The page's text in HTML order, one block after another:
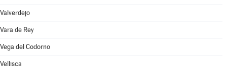
Valverdejo
Vara de Rey
Vega del Codorno
Vellisca